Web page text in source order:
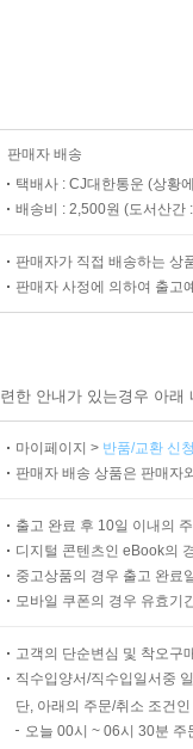
삼을 만한 다른 국가
위기
응하는 능력
의 해방
다. 핀란드와 일본,
스레 격변을 맞다: 핀
맞댄 소련으로부터
련과의 전쟁 이후
는 현실을 인정했다.
다.
분명히 했고, 이를 통
되며 위기에 처하다:
판매자 배송
택배사 : CJ대한통운 (상황
배송비 : 2,500원 (도서산간
판매자가 직접 배송하는 상
판매자 사정에 의하여 출고
한 안내가 있는경우 아
마이페이지 > 반품/교환 신
판매자 배송 상품은 판매자
출고 완료 후 10일 이내의
디지털 콘텐츠인 eBook의
중고상품의 경우 출고 완료
모바일 쿠폰의 경우 유효기
고객의 단순변심 및 착오구
직수입양서/직수입일서중
단, 아래의 주문/취소 조건
오늘 00시 ~ 06시 30분